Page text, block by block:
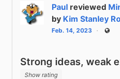
Paul reviewed
by Kim Stanley
Feb. 14, 2023 Public
Strong ideas, weak
Show rating